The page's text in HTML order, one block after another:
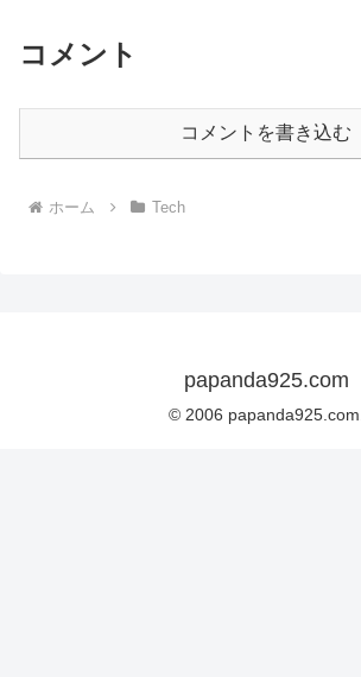
コメント
コメントを書き込む
ホーム Tech
papanda925.com
© 2006 papanda925.com.